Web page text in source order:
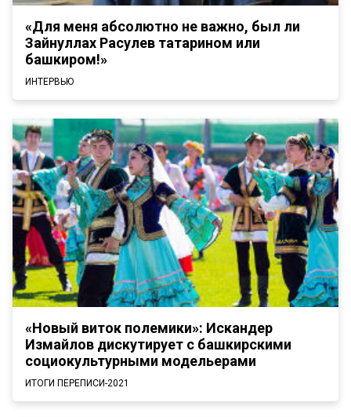
«Для меня абсолютно не важно, был ли
Зайнуллах Расулев татарином или
башкиром!»
ИНТЕРВЬЮ
«Новый виток полемики»: Искандер
Измайлов дискутирует с башкирскими
социокультурными модельерами
ИТОГИ ПЕРЕПИСИ-2021